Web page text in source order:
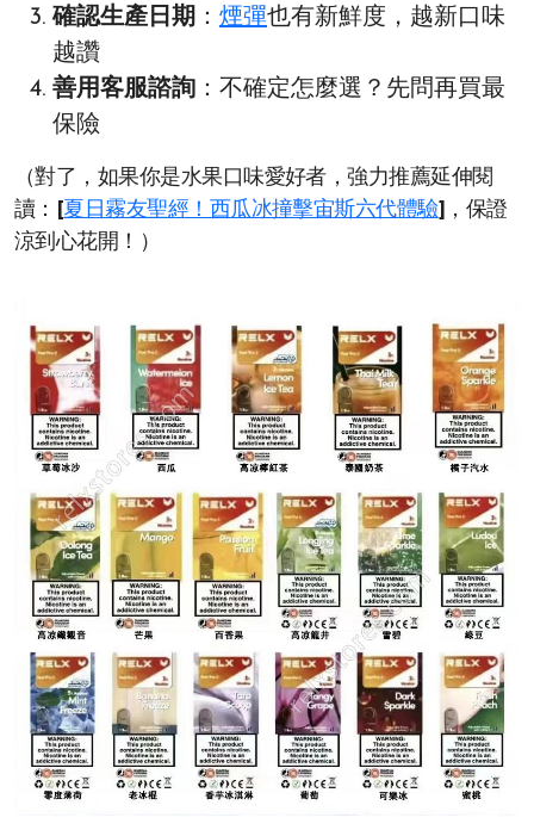
確認生產日期 ： 煙彈也有新鮮度，越新口味
越讚
善用客服諮詢 ：不確定怎麼選？先問再買最
保險
（對了，如果你是水果口味愛好者，強力推薦延伸閱
讀：
[夏日霧友聖經！西瓜冰撞擊宙斯六代體驗] ，保證
涼到心花開！）